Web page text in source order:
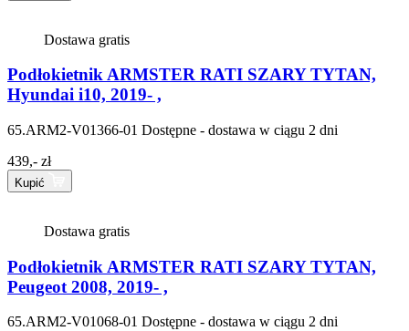
Dostawa gratis
Podłokietnik ARMSTER RATI SZARY TYTAN,
Hyundai i10, 2019- ,
65.ARM2-V01366-01 Dostępne - dostawa w ciągu 2 dni
439,- zł
Kupić
Dostawa gratis
Podłokietnik ARMSTER RATI SZARY TYTAN,
Peugeot 2008, 2019- ,
65.ARM2-V01068-01 Dostępne - dostawa w ciągu 2 dni